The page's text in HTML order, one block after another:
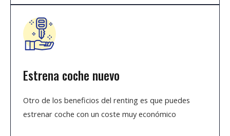
Estrena coche nuevo
Otro de los beneficios del renting es que puedes
estrenar coche con un coste muy económico